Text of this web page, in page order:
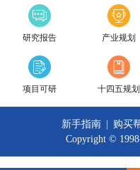
研究报告 产业规划
项目可研 十四五规划
新手指南 购买
Copyright ©